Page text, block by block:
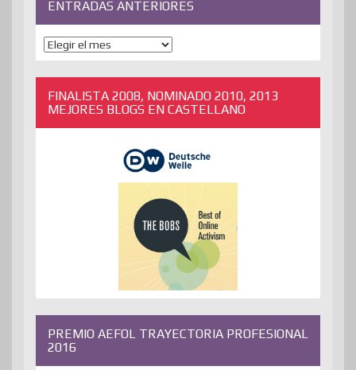
ENTRADAS ANTERIORES
ENTRADAS
ANTERIORES
FINALISTA 2008, NOMINADO 2010, 2013
MEJORES BLOGS EN CASTELLANO
PREMIO AEFOL TRAYECTORIA PROFESIONAL
2016